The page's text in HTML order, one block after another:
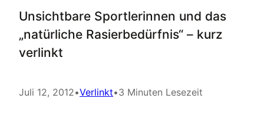
Unsichtbare Sportlerinnen und das
„natürliche Rasierbedürfnis“ – kurz
verlinkt
Juli 12, 2012•Verlinkt•3 Minuten Lesezeit